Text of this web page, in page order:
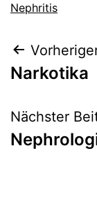
Nephritis
Narkotika
Nächster